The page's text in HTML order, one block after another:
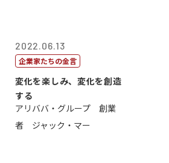
2022.06.13
企業家たちの金言
変化を楽しみ、変化を創造
する
アリババ・グループ 創業
者 ジャック・マー